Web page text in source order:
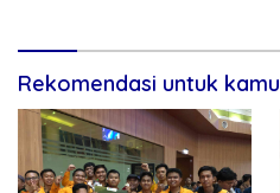
Rekomendasi untuk kamu